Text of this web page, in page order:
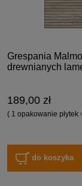
Grespania
drewnianych
189,00 zł
( 1 opakowanie płytek
do koszyka